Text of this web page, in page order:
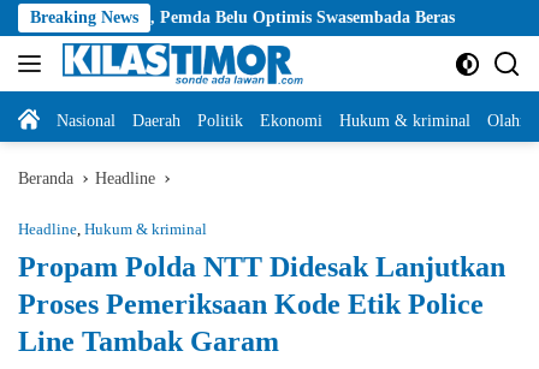
Langsung
ke
konten
Breaking News
Pemda Belu Optimis Swasembada Beras Musim
HomeNasional Daerah Politik Ekonomi Hukum & kriminal
Beranda Headline
Headline, Hukum & kriminal
Propam Polda NTT Didesak Lanjutkan
Proses Pemeriksaan Kode Etik Police
Line Tambak Garam